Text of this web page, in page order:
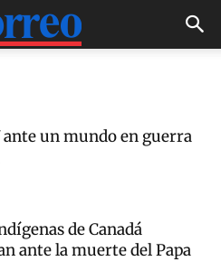
ante un mundo en guerra
de Canadá
ante la muerte del Papa